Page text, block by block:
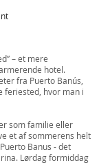
– et mere
hotel.
fra Puerto Banús,
feriested, hvor man i
som familie eller
et af sommerens helt
Banus - det
Lørdag formiddag